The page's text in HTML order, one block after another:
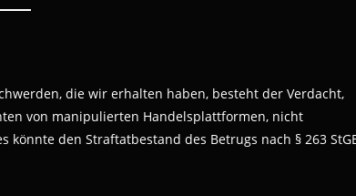
die wir erhalten haben, besteht der Verdacht,
von manipulierten Handelsplattformen, nicht
den Straftatbestand des Betrugs nach § 263